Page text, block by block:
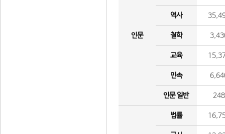
인문
역사
철학
교육
민속
인문 일반 248
법률